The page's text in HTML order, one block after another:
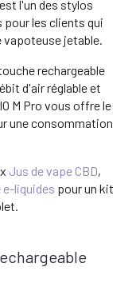
l'un des stylos
pour les clients qui
vapoteuse jetable.
rechargeable
d'air réglable et
M Pro vous offre le
une consommation
Jus de vape CBD,
e-liquides pour un kit